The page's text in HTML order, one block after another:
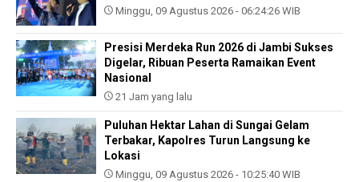
Minggu, 09 Agustus 2026 - 06:24:26 WIB
Presisi Merdeka Run 2026 di Jambi Sukses
Digelar, Ribuan Peserta Ramaikan Event
Nasional
21 Jam yang lalu
Puluhan Hektar Lahan di Sungai Gelam
Terbakar, Kapolres Turun Langsung ke
Lokasi
Minggu, 09 Agustus 2026 - 10:25:40 WIB